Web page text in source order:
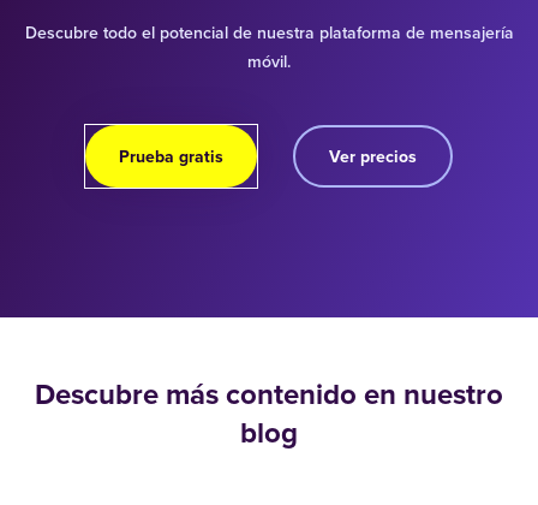
Descubre todo el potencial de nuestra plataforma de mensajería
móvil.
Prueba gratis Ver precios
Descubre más contenido en nuestro
blog